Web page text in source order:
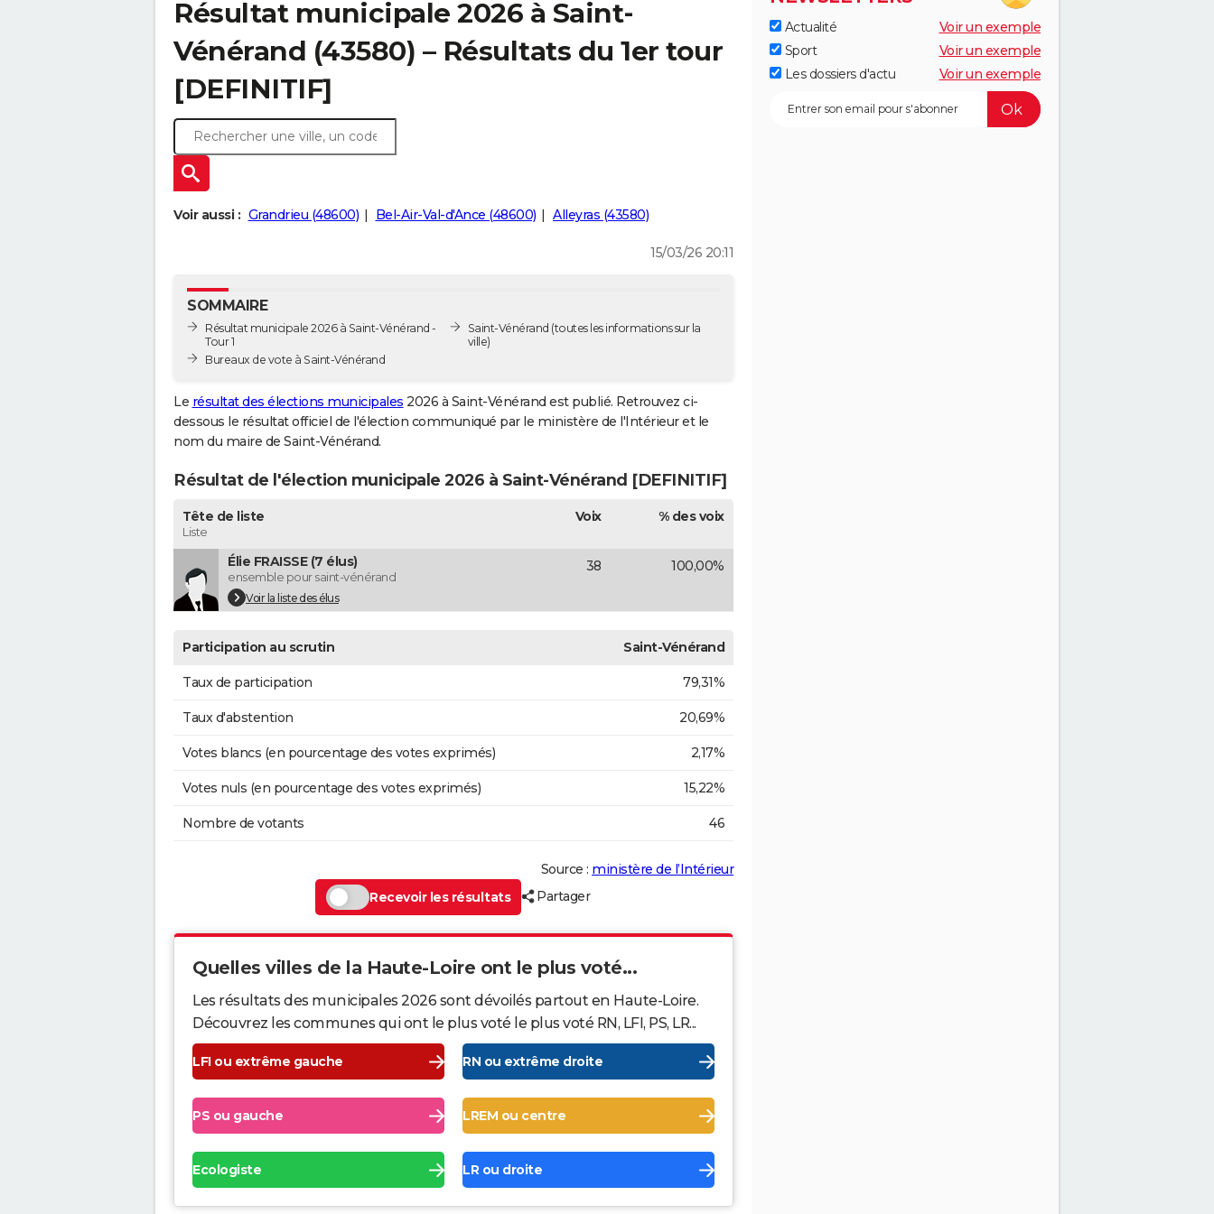
Résultat municipale 2026 à Saint-
Vénérand (43580) – Résultats du 1er tour
[DEFINITIF]
Voir aussi : Grandrieu (48600) Bel-Air-Val-d'Ance (48600) Alleyras (43580)
15/03/26 20:11
SOMMAIRE
Résultat municipale 2026 à Saint-Vénérand -
Tour 1
Bureaux de vote à Saint-Vénérand
Saint-Vénérand (toutes les informations sur la
ville)
Le résultat des élections municipales 2026 à Saint-Vénérand est publié. Retrouvez ci-
dessous le résultat officiel de l'élection communiqué par le ministère de l'Intérieur et le
nom du maire de Saint-Vénérand.
Résultat de l'élection municipale 2026 à Saint-Vénérand [DEFINITIF]
Tête de liste
Liste
Voix % des voix
Élie FRAISSE (7 élus)
ensemble pour saint-vénérand
Voir la liste des élus
38 100,00%
Participation au scrutin Saint-Vénérand
Taux de participation 79,31%
Taux d'abstention 20,69%
Votes blancs (en pourcentage des votes exprimés) 2,17%
Votes nuls (en pourcentage des votes exprimés) 15,22%
Nombre de votants 46
Source : ministère de l’Intérieur
Recevoir les résultats
Partager
Quelles villes de la Haute-Loire ont le plus voté...
Les résultats des municipales 2026 sont dévoilés partout en Haute-Loire.
Découvrez les communes qui ont le plus voté le plus voté RN, LFI, PS, LR...
LFI ou extrême gauche RN ou extrême droite
PS ou gauche LREM ou centre
Ecologiste LR ou droite
Actualité
Voir un exemple
Sport
Voir un exemple
Les dossiers d'actu
Voir un exemple